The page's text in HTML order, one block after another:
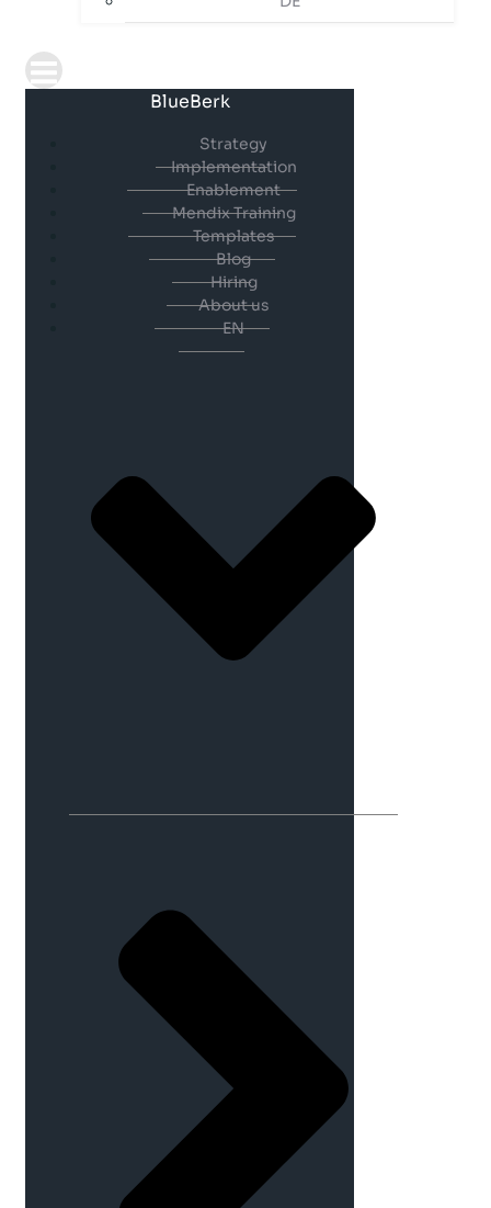
BlueBerk
Strategy
Implementation
Enablement
Mendix Training
Templates
Blog
Hiring
About us
EN